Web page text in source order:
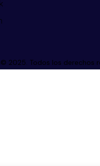
2025. Todos los derechos